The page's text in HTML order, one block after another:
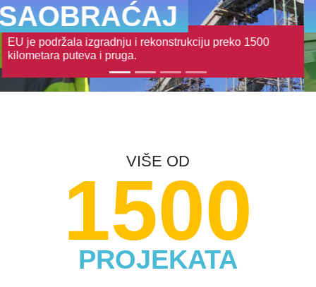
POLJOPRIVREDA
Podrška poljoprivredi i ruralnom razvoju u Srbiji vredna je
više od 230 miliona evra.
VIŠE OD
1500
PROJEKATA